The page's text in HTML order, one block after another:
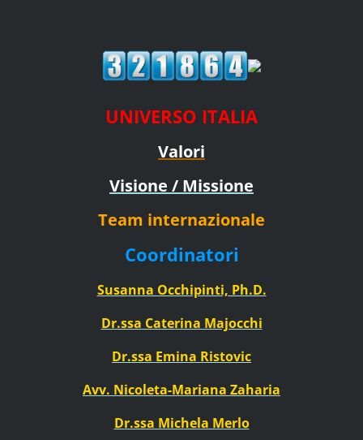
UNIVERSO ITALIA
Valori
Visione / Missione
Team internazionale
Coordinatori
Susanna Occhipinti, Ph.D.
Dr.ssa Caterina Majocchi
Dr.ssa Emina Ristovic
Avv. Nicoleta-Mariana Zaharia
Dr.ssa Michela Merlo